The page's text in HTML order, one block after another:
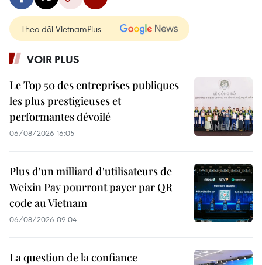
Theo dõi VietnamPlus
VOIR PLUS
Le Top 50 des entreprises publiques
les plus prestigieuses et
performantes dévoilé
06/08/2026 16:05
Plus d'un milliard d'utilisateurs de
Weixin Pay pourront payer par QR
code au Vietnam
06/08/2026 09:04
La question de la confiance